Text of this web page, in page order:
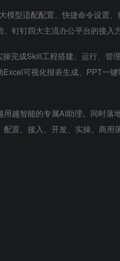
型适配配置、快捷命令设置
钉钉四大主流办公平台的接入
完成Skill工程搭建、运行、管
可视化报表生成、PPT一
越智能的专属AI助理。同时落
置、接入、开发、实操、商用